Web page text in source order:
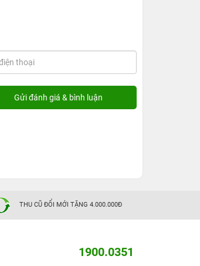
THU CŨ ĐỔI MỚI TẶNG 4.000.000Đ
1900.0351